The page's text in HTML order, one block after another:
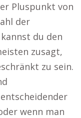
Pluspunkt von
der
du den
zusagt,
zu sein.
wenn man